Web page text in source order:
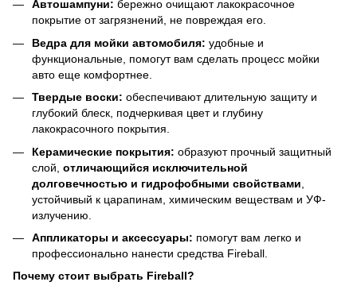
Автошампуни: бережно очищают лакокрасочное
покрытие от загрязнений, не повреждая его.
Ведра для мойки автомобиля: удобные и
функциональные, помогут вам сделать процесс мойки
авто еще комфортнее.
Твердые воски: обеспечивают длительную защиту и
глубокий блеск, подчеркивая цвет и глубину
лакокрасочного покрытия.
Керамические покрытия: образуют прочный защитный
слой, отличающийся исключительной
долговечностью и гидрофобными свойствами
устойчивый к царапинам, химическим веществам и УФ-
излучению.
Аппликаторы и аксессуары: помогут вам легко и
профессионально нанести средства Fireball.
Почему стоит выбрать Fireball?